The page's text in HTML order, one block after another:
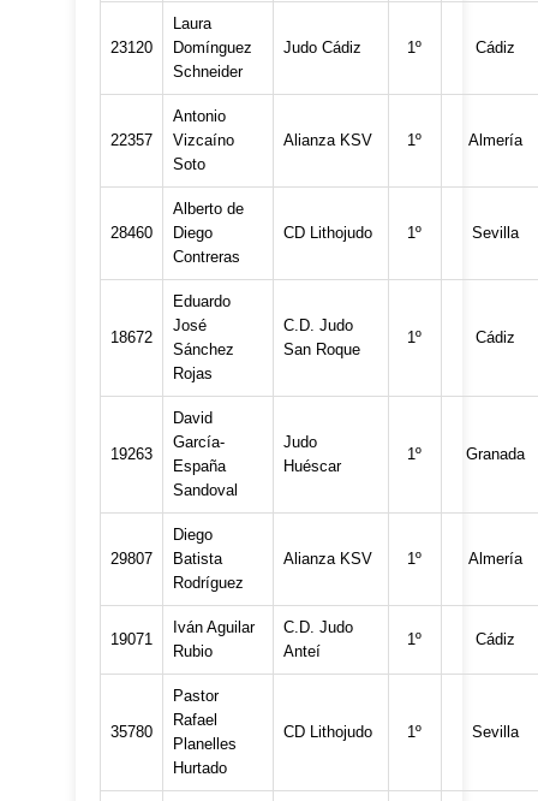
23120
Laura
Domínguez
Schneider
Judo Cádiz 1º Cádiz
22357
Antonio
Vizcaíno
Soto
Alianza KSV 1º Almería
28460
Alberto de
Diego
Contreras
CD Lithojudo 1º Sevilla
18672
Eduardo
José
Sánchez
Rojas
C.D. Judo
San Roque
1º Cádiz
19263
David
García-
España
Sandoval
Judo
Huéscar
1º Granada
29807
Diego
Batista
Rodríguez
Alianza KSV 1º Almería
19071
Iván Aguilar
Rubio
C.D. Judo
Anteí
1º Cádiz
35780
Pastor
Rafael
Planelles
Hurtado
CD Lithojudo 1º Sevilla